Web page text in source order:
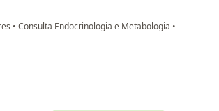
• Consulta Endocrinologia e Metabologia •
Aline Silva